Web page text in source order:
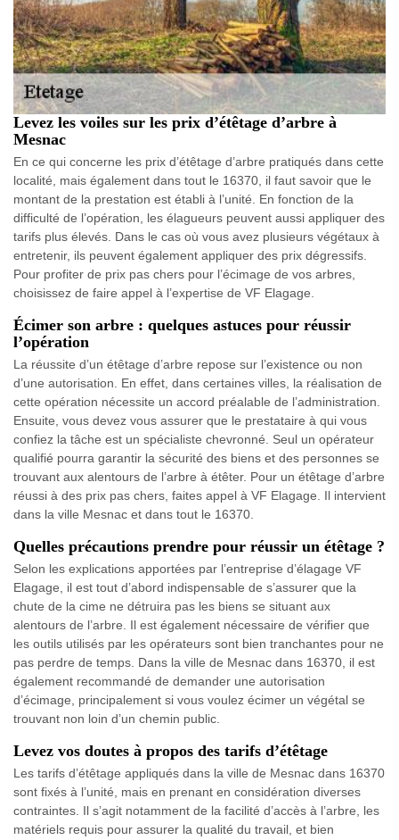
Levez les voiles sur les prix d’étêtage d’arbre à
Mesnac
En ce qui concerne les prix d’étêtage d’arbre pratiqués dans cette
localité, mais également dans tout le 16370, il faut savoir que le
montant de la prestation est établi à l’unité. En fonction de la
difficulté de l’opération, les élagueurs peuvent aussi appliquer des
tarifs plus élevés. Dans le cas où vous avez plusieurs végétaux à
entretenir, ils peuvent également appliquer des prix dégressifs.
Pour profiter de prix pas chers pour l’écimage de vos arbres,
choisissez de faire appel à l’expertise de VF Elagage.
Écimer son arbre : quelques astuces pour réussir
l’opération
La réussite d’un étêtage d’arbre repose sur l’existence ou non
d’une autorisation. En effet, dans certaines villes, la réalisation de
cette opération nécessite un accord préalable de l’administration.
Ensuite, vous devez vous assurer que le prestataire à qui vous
confiez la tâche est un spécialiste chevronné. Seul un opérateur
qualifié pourra garantir la sécurité des biens et des personnes se
trouvant aux alentours de l’arbre à étêter. Pour un étêtage d’arbre
réussi à des prix pas chers, faites appel à VF Elagage. Il intervient
dans la ville Mesnac et dans tout le 16370.
Quelles précautions prendre pour réussir un étêtage ?
Selon les explications apportées par l’entreprise d’élagage VF
Elagage, il est tout d’abord indispensable de s’assurer que la
chute de la cime ne détruira pas les biens se situant aux
alentours de l’arbre. Il est également nécessaire de vérifier que
les outils utilisés par les opérateurs sont bien tranchantes pour ne
pas perdre de temps. Dans la ville de Mesnac dans 16370, il est
également recommandé de demander une autorisation
d’écimage, principalement si vous voulez écimer un végétal se
trouvant non loin d’un chemin public.
Levez vos doutes à propos des tarifs d’étêtage
Les tarifs d’étêtage appliqués dans la ville de Mesnac dans 16370
sont fixés à l’unité, mais en prenant en considération diverses
contraintes. Il s’agit notamment de la facilité d’accès à l’arbre, les
matériels requis pour assurer la qualité du travail, et bien